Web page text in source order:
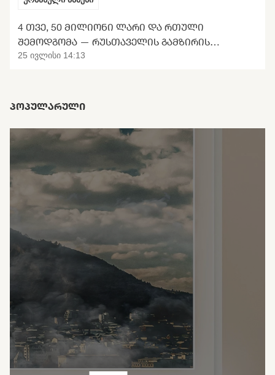
4 ᲗᲕᲔ, 50 ᲛᲘᲚᲘᲝᲜᲘ ᲚᲐᲠᲘ ᲓᲐ ᲠᲗᲣᲚᲘ
ᲨᲔᲛᲝᲓᲒᲝᲛᲐ — ᲠᲣᲡᲗᲐᲕᲔᲚᲘᲡ ᲒᲐᲛᲖᲘᲠᲘᲡ
ᲢᲠᲐᲜᲡᲤᲝᲠᲛᲐᲪᲘᲘᲡ ᲛᲝᲚᲝᲓᲘᲜᲘ
25 ივლისი 14:13
ᲞᲝᲞᲣᲚᲐᲠᲣᲚᲘ